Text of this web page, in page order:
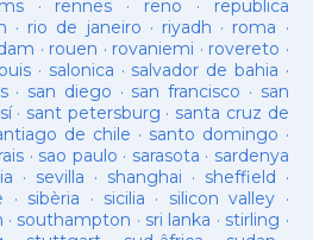
· rennes · reno · republica
· rio de janeiro · riyadh · roma ·
· rouen · rovaniemi · rovereto ·
· salonica · salvador de bahia ·
· san diego · san francisco · san
· sant petersburg · santa cruz de
de chile · santo domingo ·
· sao paulo · sarasota · sardenya
· sevilla · shanghai · sheffield ·
· sibèria · sicilia · silicon valley ·
· southampton · sri lanka · stirling ·